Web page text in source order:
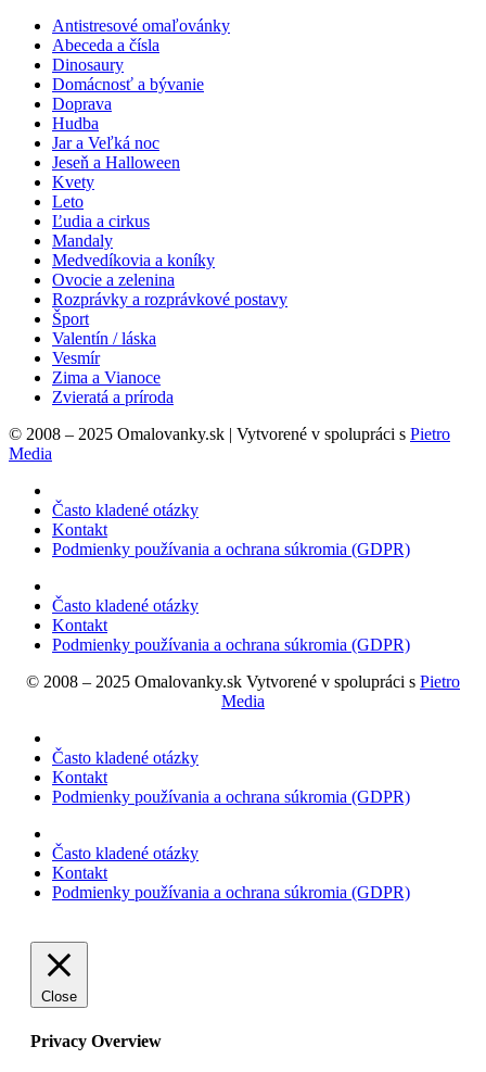
Antistresové omaľovánky
Abeceda a čísla
Dinosaury
Domácnosť a bývanie
Doprava
Hudba
Jar a Veľká noc
Jeseň a Halloween
Kvety
Leto
Ľudia a cirkus
Mandaly
Medvedíkovia a koníky
Ovocie a zelenina
Rozprávky a rozprávkové postavy
Šport
Valentín / láska
Vesmír
Zima a Vianoce
Zvieratá a príroda
© 2008 – 2025 Omalovanky.sk | Vytvorené v spolupráci s Pietro
Media
Často kladené otázky
Kontakt
Podmienky používania a ochrana súkromia (GDPR)
Často kladené otázky
Kontakt
Podmienky používania a ochrana súkromia (GDPR)
© 2008 – 2025 Omalovanky.sk Vytvorené v spolupráci s Pietro
Media
Často kladené otázky
Kontakt
Podmienky používania a ochrana súkromia (GDPR)
Často kladené otázky
Kontakt
Podmienky používania a ochrana súkromia (GDPR)
Close
Privacy Overview